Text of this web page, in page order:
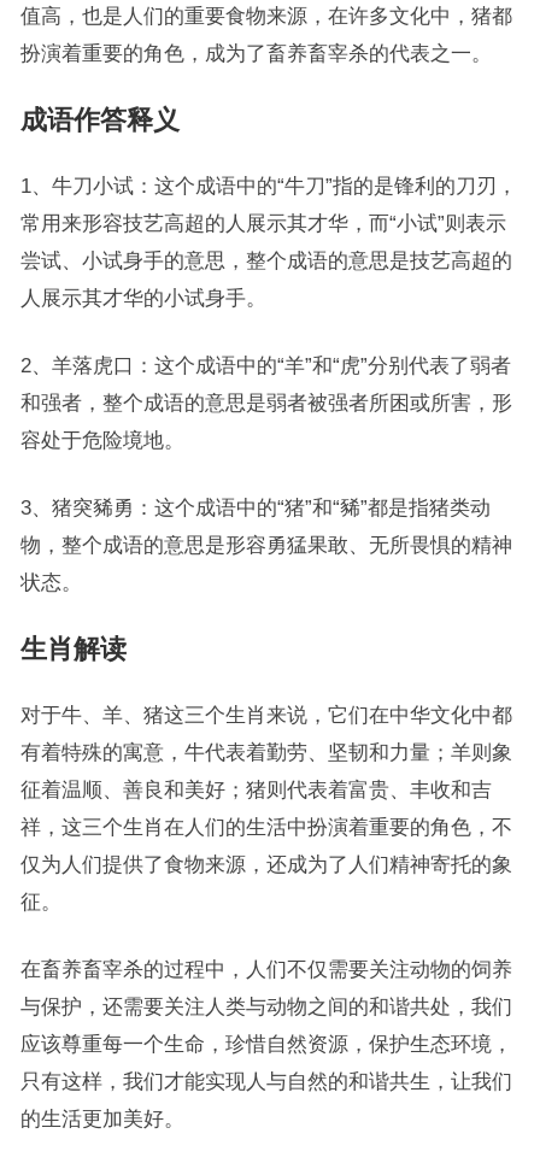
值高，也是人们的重要食物来源，在许多文化中，猪都
扮演着重要的角色，成为了畜养畜宰杀的代表之一。
成语作答释义
1、牛刀小试：这个成语中的“牛刀”指的是锋利的刀刃，
常用来形容技艺高超的人展示其才华，而“小试”则表示
尝试、小试身手的意思，整个成语的意思是技艺高超的
人展示其才华的小试身手。
2、羊落虎口：这个成语中的“羊”和“虎”分别代表了弱者
和强者，整个成语的意思是弱者被强者所困或所害，形
容处于危险境地。
3、猪突豨勇：这个成语中的“猪”和“豨”都是指猪类动
物，整个成语的意思是形容勇猛果敢、无所畏惧的精神
状态。
生肖解读
对于牛、羊、猪这三个生肖来说，它们在中华文化中都
有着特殊的寓意，牛代表着勤劳、坚韧和力量；羊则象
征着温顺、善良和美好；猪则代表着富贵、丰收和吉
祥，这三个生肖在人们的生活中扮演着重要的角色，不
仅为人们提供了食物来源，还成为了人们精神寄托的象
征。
在畜养畜宰杀的过程中，人们不仅需要关注动物的饲养
与保护，还需要关注人类与动物之间的和谐共处，我们
应该尊重每一个生命，珍惜自然资源，保护生态环境，
只有这样，我们才能实现人与自然的和谐共生，让我们
的生活更加美好。